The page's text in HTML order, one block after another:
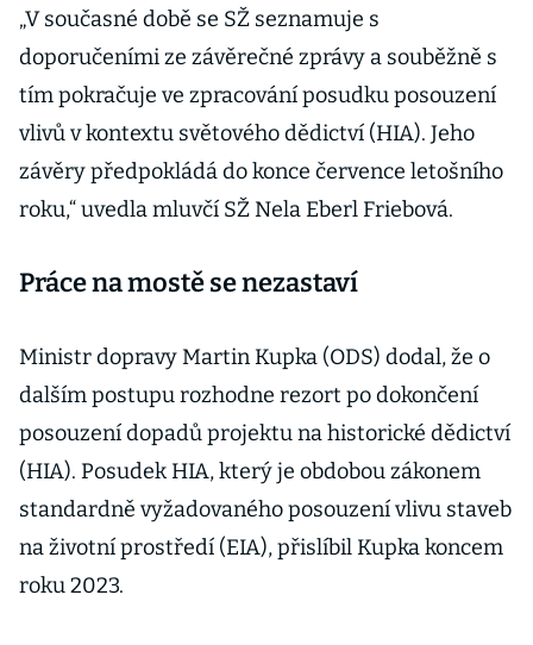
„V současné době se SŽ seznamuje s
doporučeními ze závěrečné zprávy a souběžně s
tím pokračuje ve zpracování posudku posouzení
vlivů v kontextu světového dědictví (HIA). Jeho
závěry předpokládá do konce července letošního
roku,“ uvedla mluvčí SŽ Nela Eberl Friebová.
Práce na mostě se nezastaví
Ministr dopravy Martin Kupka (ODS) dodal, že o
dalším postupu rozhodne rezort po dokončení
posouzení dopadů projektu na historické dědictví
(HIA). Posudek HIA, který je obdobou zákonem
standardně vyžadovaného posouzení vlivu staveb
na životní prostředí (EIA), přislíbil Kupka koncem
roku 2023.